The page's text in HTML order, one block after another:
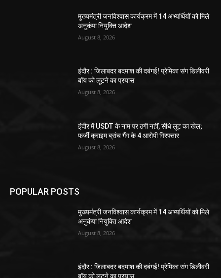
मुख्यमंत्री जनविश्वास कार्यक्रम में 14 अभ्यर्थियों को मिले
अनुकंपा नियुक्ति आदेश
August 8, 2026
इंदौर : जिलाबदर बदमाश की दबंगई! प्रेमिका संग डिलीवरी
बॉय को लूटने का प्रयास
August 8, 2026
इंदौर में USDT के नाम पर ठगी नहीं, सीधे लूट का खेल;
फर्जी क्राइम ब्रांच गैंग के 4 आरोपी गिरफ्तार
August 8, 2026
POPULAR POSTS
मुख्यमंत्री जनविश्वास कार्यक्रम में 14 अभ्यर्थियों को मिले
अनुकंपा नियुक्ति आदेश
August 8, 2026
इंदौर : जिलाबदर बदमाश की दबंगई! प्रेमिका संग डिलीवरी
बॉय को लूटने का प्रयास